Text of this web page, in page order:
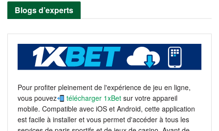
Blogs d’experts
Pour profiter pleinement de l'expérience de jeu en ligne,
vous pouvez
télécharger 1xBet sur votre appareil
mobile. Compatible avec iOS et Android, cette application
est facile à installer et vous permet d'accéder à tous les